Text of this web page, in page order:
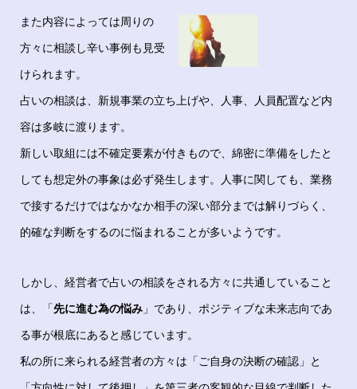
また内容によっては周りの
方々に相談し辛い事例も見受
けられます。
占いの相談は、新規事業の立ち上げや、人事、人員配置など内
容は多岐に渡ります。
新しい取組には不確定要素が付きもので、綿密に準備をしたと
しても想定外の事象は必ず発生します。人事に関しても、業務
で接するだけではなかなか相手の深い部分までは解りづらく、
的確な判断をするのに悩まれることが多いようです。
しかし、経営者で占いの相談をされる方々に共通していること
は、「先に進む為の悩み」であり、ポジティブな未来志向であ
る事が根底にあると感じています。
私の所に来られる経営者の方々は「ご自身の決断の確認」と